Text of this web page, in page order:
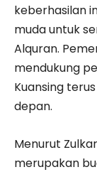
keberhasilan
muda untuk
Alquran.
mendukung
Kuansing
depan.
Menurut
merupakan